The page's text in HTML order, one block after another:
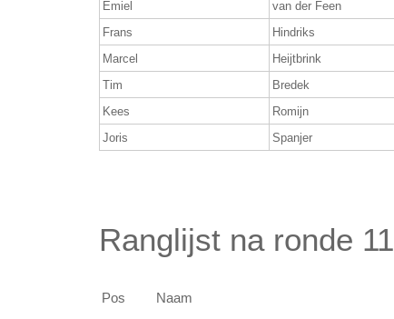
Emiel
van der Feen
Frans
Hindriks
Marcel
Heijtbrink
Tim
Bredek
Kees
Romijn
Joris
Spanjer
Ranglijst na ronde 11
Pos Naam